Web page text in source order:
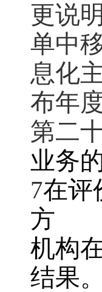
更说
单中
息化
布年
第二
业务
7在评
方
机构
结果。